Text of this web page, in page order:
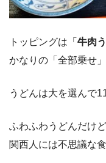
トッピングは「 牛肉
かなりの「全部乗せ」
うどんは大を選んで
ふわふわうどんだけ
関西人には不思議な食